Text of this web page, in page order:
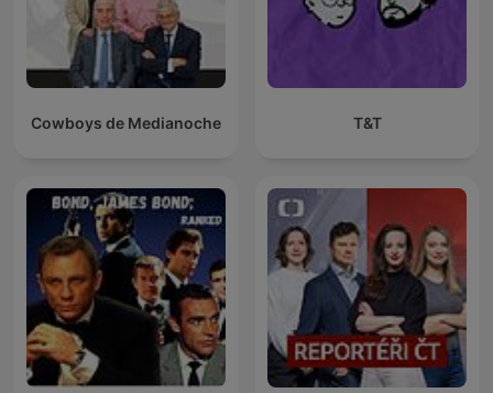
Cowboys de Medianoche T&T